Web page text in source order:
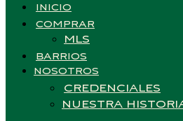
INICIO
COMPRAR
MLS
BARRIOS
NOSOTROS
CREDENCIALES
NUESTRA